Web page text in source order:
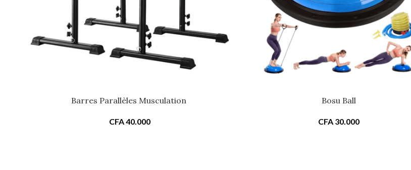
Barres Parallèles Musculation
CFA40.000
Bosu Ball
CFA 30.000